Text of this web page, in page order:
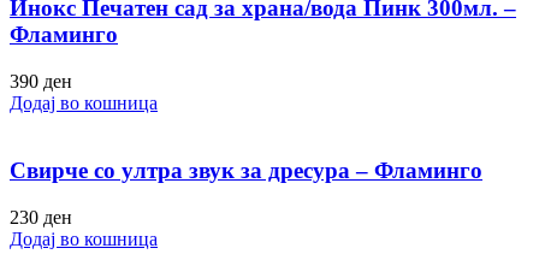
Инокс Печатен сад за храна/вода Пинк 300мл. –
Фламинго
390 ден
Додај во кошница
Свирче со ултра звук за дресура – Фламинго
230 ден
Додај во кошница